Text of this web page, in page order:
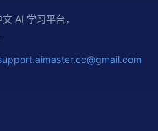
AI 学习平台，